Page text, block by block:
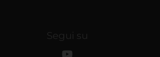
Segui su